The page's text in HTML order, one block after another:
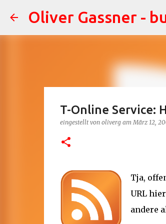
Oliver Gassner -
T-Online Service:
eingestellt von oliverg amMärz 12,
Tja,
URL
andere